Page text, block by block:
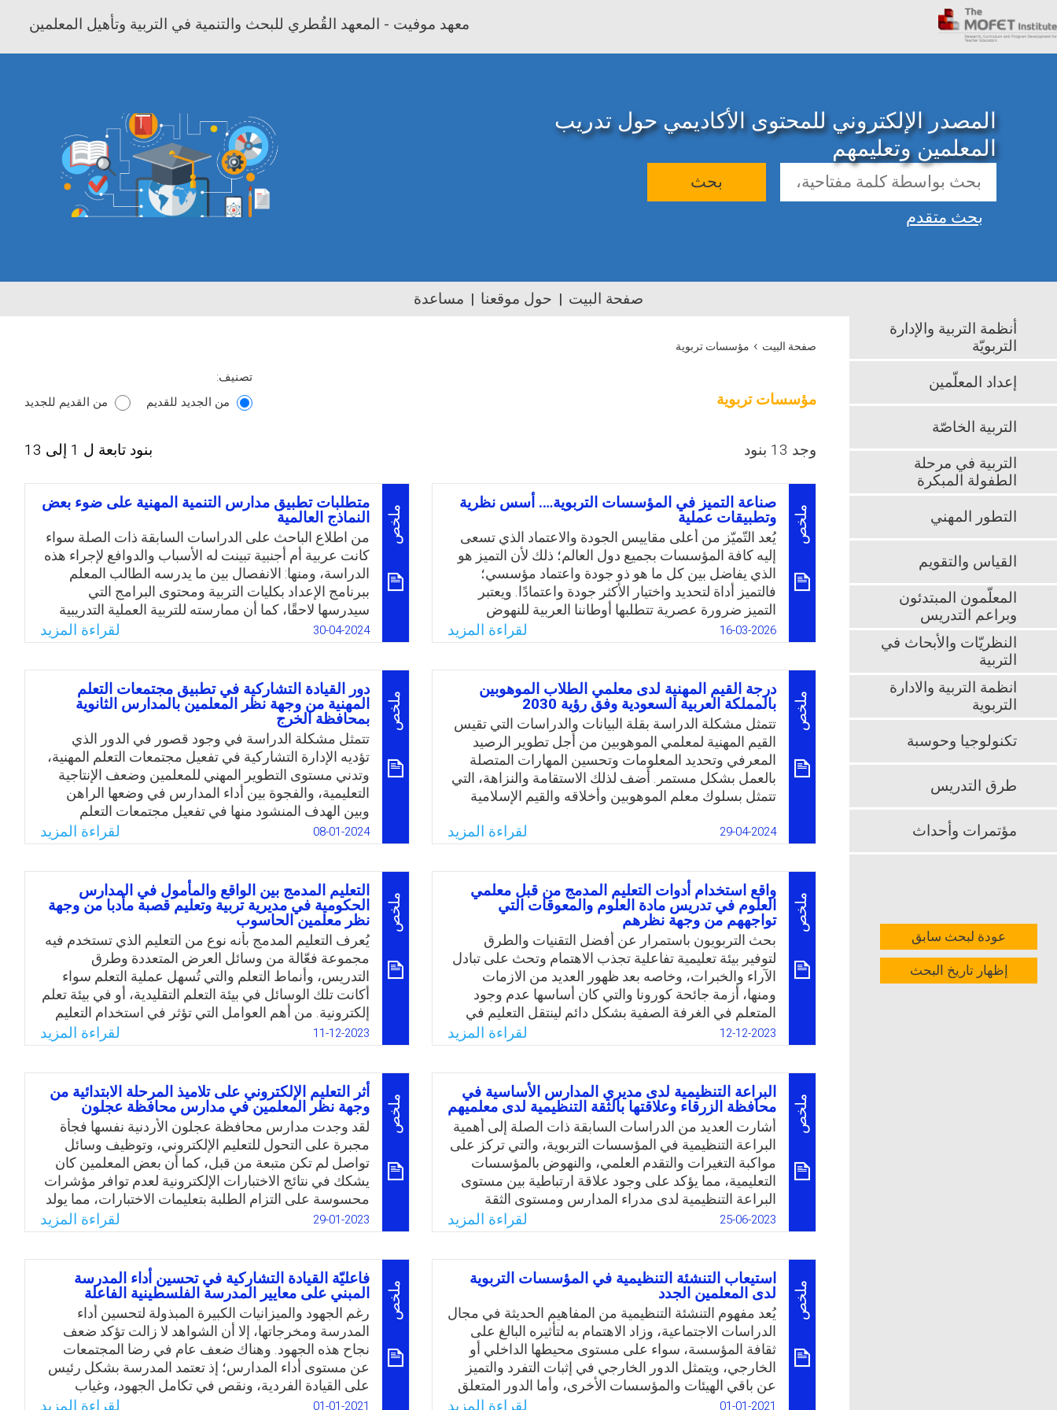
معهد موفيت - المعهد القُطري للبحث والتنمية في التربية وتأهيل المعلمين
المصدر الإلكتروني للمحتوى الأكاديمي حول تدريب
المعلمين وتعليمهم
بحث
بحث متقدم
صفحة البيت حول موقعنا مساعدة
صفحة البيت › مؤسسات تربوية
مؤسسات تربوية
تصنيف:
من الجديد للقديم
من القديم للجديد
وجد 13 بنود بنود تابعة ل 1 إلى 13
ملخص
صناعة التميز في المؤسسات التربوية…. أسس نظرية
وتطبيقات عملية
يُعد التّميّز من أعلى مقاييس الجودة والاعتماد الذي تسعى
إليه كافة المؤسسات بجميع دول العالم؛ ذلك لأن التميز هو
الذي يفاضل بين كل ما هو ذو جودة واعتماد مؤسسي؛
فالتميز أداة لتحديد واختيار الأكثر جودة واعتمادًا. ويعتبر
التميز ضرورة عصرية تتطلبها أوطاننا العربية للنهوض
بمستويات تعليمنا بكافة عناصرها (الطالب- المعلم-
المدرسة). وعليه فإن التمييز في اللغة العربية يعني الفصل
بين الأشياء والتفضيل بينها. وأما التميز التعليمي فيعني
الممارسة المهنية العملية التي تتميز بالجودة والاتقان مع
تحقيق أفضل مخرجات للعملية التعليمية.
WhatsApp
Facebook
Twitter
Email
16-03-2026 لقراءة المزيد
ملخص
متطلبات تطبيق مدارس التنمية المهنية على ضوء بعض
النماذج العالمية
من اطلاع الباحث على الدراسات السابقة ذات الصلة سواء
كانت عربية أم أجنبية تبينت له الأسباب والدوافع لإجراء هذه
الدراسة، ومنها: الانفصال بين ما يدرسه الطالب المعلم
ببرنامج الإعداد بكليات التربية ومحتوى البرامج التي
سيدرسها لاحقًا، كما أن ممارسته للتربية العملية التدريبية
تتم بصورة شكلية؛ وهنالك غياب للعلاقة التكاملية بين كليات
التربية ووزارة التربية والتعليم بمدارسها واقتصار دورها
على الدور التقليدي الخاص بإعداد المعلم؛ وأن انقطاع
الصلة بين خريجي كليات التربية عن كلياتهم يمثل فجوة بين
ما لأعضاء هيئة التدريس بالجامعة من معرفة متجددة
والتطبيق التربوي العملي لها؛ وقصور أداء كليات التربية
والمدارس بتأدية أدوارهم بفاعلية في تنمية المعلمين مهنيًا
بالإضافة لضعف التنسيق بين كليات التربية ووحدات
التدريب.
WhatsApp
Facebook
Twitter
Email
30-04-2024 لقراءة المزيد
ملخص
درجة القيم المهنية لدى معلمي الطلاب الموهوبين
بالمملكة العربية السعودية وفق رؤية 2030
تتمثل مشكلة الدراسة بقلة البيانات والدراسات التي تقيس
القيم المهنية لمعلمي الموهوبين من أجل تطوير الرصيد
المعرفي وتحديد المعلومات وتحسين المهارات المتصلة
بالعمل بشكل مستمر. أضف لذلك الاستقامة والنزاهة، التي
تتمثل بسلوك معلم الموهوبين وأخلاقه والقيم الإسلامية
معلم الموهوبين وتوظيف المعرفة بشكل دقيق في أقل
جهد ووقت. وعليه تحددت مشكلة الدراسة الحالية بمعرفة
درجة القيم المهنية لدى معلمي الموهوبين بالمملكة العربية
السعودية في ضوء رؤية المملكة 2030.
WhatsApp
Facebook
Twitter
Email
29-04-2024 لقراءة المزيد
ملخص
دور القيادة التشاركية في تطبيق مجتمعات التعلم
المهنية من وجهة نظر المعلمين بالمدارس الثانوية
بمحافظة الخرج
تتمثل مشكلة الدراسة في وجود قصور في الدور الذي
تؤديه الإدارة التشاركية في تفعيل مجتمعات التعلم المهنية،
وتدني مستوى التطوير المهني للمعلمين وضعف الإنتاجية
التعليمية، والفجوة بين أداء المدارس في وضعها الراهن
وبين الهدف المنشود منها في تفعيل مجتمعات التعلم
المهني. بالإضافة إلى القصور الواضح في الدور الذي تؤديه
الإدارة المدرسية في إعداد برامج التدريب والتطوير المهني
المناسبة للعمل المدرسي وتنفيذها ومتابعتها، وأيضًا وجود
قصور واضح في تصميم أدوات يمكن استخدامها في تقويم
أداء العاملين، وفي تطوير أساليب الرقابة الإدارية الفعّالة
وأدواتها لتحقيق الجودة في الأداء المهني. وهنا يأتي دور
القيادات والإدارات المُسيرة للنظم التعليمية لتتبنى نهجًا
تفاعليًا منفتحًا مؤمنًا بالتعددية والمشاركة ووحدة الهدف.
WhatsApp
Facebook
Twitter
Email
08-01-2024 لقراءة المزيد
ملخص
واقع استخدام أدوات التعليم المدمج من قبل معلمي
العلوم في تدريس مادة العلوم والمعوقات التي
تواجههم من وجهة نظرهم
بحث التربويون باستمرار عن أفضل التقنيات والطرق
لتوفير بيئة تعليمية تفاعلية تجذب الاهتمام وتحث على تبادل
الآراء والخبرات، وخاصه بعد ظهور العديد من الازمات
ومنها، أزمة جائحة كورونا والتي كان أساسها عدم وجود
المتعلم في الغرفة الصفية بشكل دائم لينتقل التعليم في
المدارس الأردنية إلى ما يسمى التعليم المدمج، ويُعد التعليم
المدمج من النماذج القادرة على توفير بيئة تعليمية متكاملة
بين الجوانب النظرية من جهة والجوانب التطبيقية من جهة
أخرى، وعليه تحددت مشكلة الدراسة بالتعرف على واقع
استخدام أدوات التعليم المدمج من قبل معلمي العلوم في
تدريس مادة العلوم والمعوقات التي تواجههم من وجهة
نظرهم.
WhatsApp
Facebook
Twitter
Email
12-12-2023 لقراءة المزيد
ملخص
التعليم المدمج بين الواقع والمأمول في المدارس
الحكومية في مديرية تربية وتعليم قصبة مأدبا من وجهة
نظر معلمين الحاسوب
يُعرف التعليم المدمج بأنه نوع من التعليم الذي تستخدم فيه
مجموعة فعّالة من وسائل العرض المتعددة وطرق
التدريس، وأنماط التعلم والتي تُسهل عملية التعلم سواء
أكانت تلك الوسائل في بيئة التعلم التقليدية، أو في بيئة تعلم
إلكترونية. من أهم العوامل التي تؤثر في استخدام التعليم
المدمج مهارات المعلم في استخدام الكمبيوتر والأنترنت،
فالمعلم الذي لا يمتلك هذه المهارات لا يستطيع تنفيذ الدمج
ولا يستطيع أن يحدد اجزاءت المحتوى الذي يتطلب تقديمه
الكترونيًا مما يوقع العبء الأكبر على معلم الحاسوب في
المدرسة، وعليه تحددت مشكلة الدراسة بمعالجة التعليم
المدمج بين الواقع والمأمول في المدارس الحكومية في
مديرية تربية وتعليم قصبة مأدبا من وجهة نظر معلمين
الحاسوب.
WhatsApp
Facebook
Twitter
Email
11-12-2023 لقراءة المزيد
ملخص
البراعة التنظيمية لدى مديري المدارس الأساسية في
محافظة الزرقاء وعلاقتها بالثقة التنظيمية لدى معلميهم
أشارت العديد من الدراسات السابقة ذات الصلة إلى أهمية
البراعة التنظيمية في المؤسسات التربوية، والتي تركز على
مواكبة التغيرات والتقدم العلمي، والنهوض بالمؤسسات
التعليمية، مما يؤكد على وجود علاقة ارتباطية بين مستوى
البراعة التنظيمية لدى مدراء المدارس ومستوى الثقة
التنظيمية لدى المعلمين. ونظرًا لارتباط المفردات
السيكولوجية للبراعة التنظيمية بالمفردات السيكولوجية
للثقة التنظيمية فإنه يعتقد بأن مستوى البراعة التنظيمية
لدى مديري المدارس قد يكون له دور في تحفيز الثقة
التنظيمية لدى معلمي المدارس، ومن خلال عمل الباحثة
كمديرة لاحدى المدارس الأساسية بمحافظة الزرقاء –
الأردن، فقد لاحظت انخفاض قدرة بعض مديري المدارس
على استكشاف الفرص الجديدة واستغلالها، الأمر الذي أدى
إلى انخفاض مستوى الثقة التنظيمية لدى المعلمين، ومن
هنا برزت مشكلة الدراسة.
25-06-2023 لقراءة المزيد
ملخص
أثر التعليم الإلكتروني على تلاميذ المرحلة الابتدائية من
وجهة نظر المعلمين في مدارس محافظة عجلون
لقد وجدت مدارس محافظة عجلون الأردنية نفسها فجأة
مجبرة على التحول للتعليم الإلكتروني، وتوظيف وسائل
تواصل لم تكن متبعة من قبل، كما أن بعض المعلمين كان
يشكك في نتائج الاختبارات الإلكترونية لعدم توافر مؤشرات
محسوسة على التزام الطلبة بتعليمات الاختبارات، مما يولد
شكوكًا حول فاعلية التعليم الإلكتروني، كما ظهرت بعض
المشكلات في تطبيق التعليم الإلكتروني ومنها ضعف
توظيف بعض البرمجيات الخاصة بالتعليم الإلكتروني، إضافة
إلى ضعف البنية التحتية للتعليم الإلكتروني والذي يتطلب
اعتماد برمجيات محددة وتوفير شبكات إنترنت وهواتف
ذكية وحواسيب لكل طالب. ولذلك ظهرت الحاجة لمعرفة
وتقييم أثر التعليم الإلكتروني على طلبة المرحلة الابتدائية
في محافظة عجلون.
WhatsApp
Facebook
Twitter
Email
29-01-2023 لقراءة المزيد
ملخص
استيعاب التنشئة التنظيمية في المؤسسات التربوية
لدى المعلمين الجدد
يُعد مفهوم التنشئة التنظيمية من المفاهيم الحديثة في مجال
الدراسات الاجتماعية، وزاد الاهتمام به لتأثيره البالغ على
ثقافة المؤسسة، سواء على مستوى محيطها الداخلي أو
الخارجي، ويتمثل الدور الخارجي في إثبات التفرد والتميز
عن باقي الهيئات والمؤسسات الأخرى، وأما الدور المتعلق
بالمحيط الداخلي فيتمثل بتوحيد العاملين في المؤسسة
01-01-2021
ملخص
فاعليّة القيادة التشاركية في تحسين أداء المدرسة
المبني على معايير المدرسة الفلسطينية الفاعلة
رغم الجهود والميزانيات الكبيرة المبذولة لتحسين أداء
المدرسة ومخرجاتها، إلا أن الشواهد لا زالت تؤكد ضعف
نجاح هذه الجهود. وهناك ضعف عام في رضا المجتمعات
عن مستوى أداء المدارس؛ إذ تعتمد المدرسة بشكل رئيس
على القيادة الفردية، ونقص في تكامل الجهود، وغياب
الرؤية المشتركة. وعليه، هناك حاجة إلى تدخّل يؤسس
01-01-2021
أنظمة التربية والإدارة
التربويّة
إعداد المعلّمين
التربية الخاصّة
التربية في مرحلة
الطفولة المبكرة
التطور المهني
القياس والتقويم
المعلّمون المبتدئون
وبراعم التدريس
النظريّات والأبحاث في
التربية
انظمة التربية والادارة
التربوية
تكنولوجيا وحوسبة
طرق التدريس
مؤتمرات وأحداث
عودة لبحث سابق
إظهار تاريخ البحث